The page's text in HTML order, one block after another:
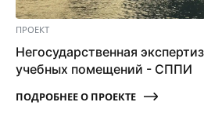
ПРОЕКТ
Негосударственная
учебных помещений - СППИ
ПОДРОБНЕЕ О ПРОЕКТЕ